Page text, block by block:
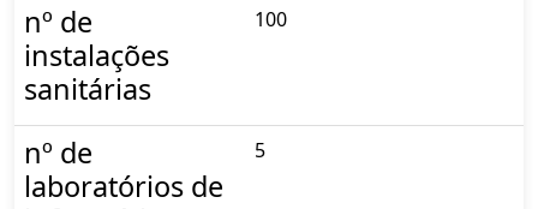
nº de
instalações
sanitárias
100
nº de
laboratórios de
5